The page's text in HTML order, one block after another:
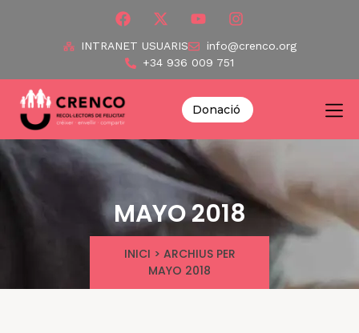
INTRANET USUARIS
info@crenco.org
+34 936 009 751
Donació
MAYO 2018
INICI > ARCHIUS PER
MAYO 2018